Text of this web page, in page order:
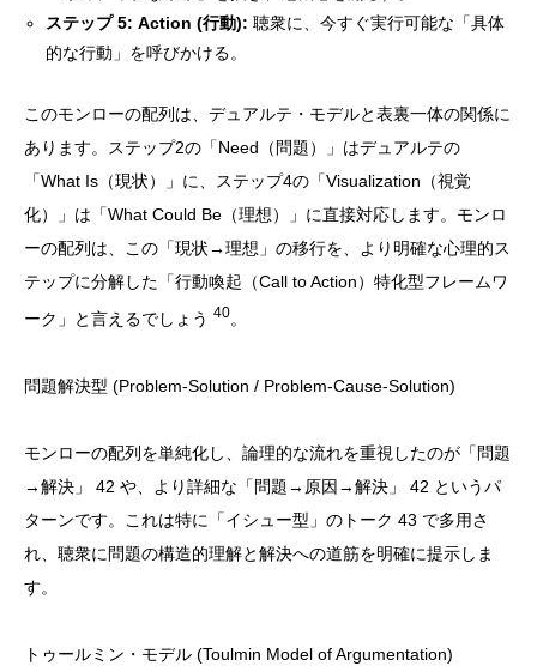
ステップ 5: Action (行動): 聴衆に、今すぐ実行可能な「具体
的な行動」を呼びかける。
このモンローの配列は、デュアルテ・モデルと表裏一体の関係に
あります。ステップ2の「Need（問題）」はデュアルテの
「What Is（現状）」に、ステップ4の「Visualization（視覚
化）」は「What Could Be（理想）」に直接対応します。モンロ
ーの配列は、この「現状→理想」の移行を、より明確な心理的ス
テップに分解した「行動喚起（Call to Action）特化型フレームワ
ーク」と言えるでしょう 40。
問題解決型 (Problem-Solution / Problem-Cause-Solution)
モンローの配列を単純化し、論理的な流れを重視したのが「問題
→解決」 42 や、より詳細な「問題→原因→解決」 42 というパ
ターンです。これは特に「イシュー型」のトーク 43 で多用さ
れ、聴衆に問題の構造的理解と解決への道筋を明確に提示しま
す。
トゥールミン・モデル (Toulmin Model of Argumentation)